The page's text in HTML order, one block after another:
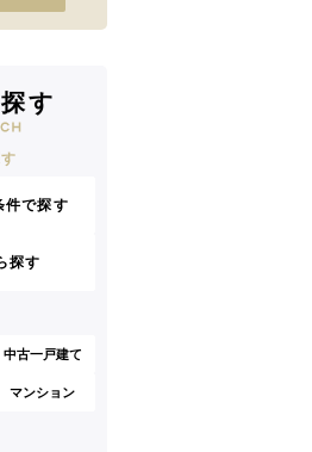
す
件で探す
探す
中古一戸建て
マンション